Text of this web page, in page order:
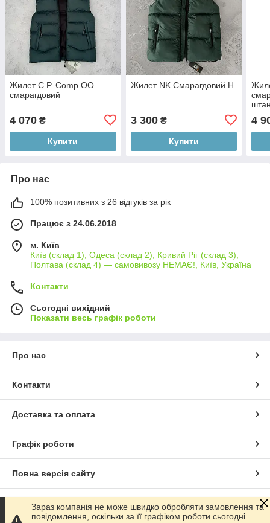
Жилет C.P. Comp ОО
смарагдовий
4 070 ₴
Купити
Жилет NK Смарагдовий Н
3 300₴
Купити
4
Про нас
100% позитивних з 26 відгуків за рік
Працює з 24.06.2018
м. Київ
Київ (склад 1), Одеса (склад 2), Кривий Ріг (склад 3),
Полтава (склад 4) — самовивозу НЕМАЄ!, Київ, Україна
Контакти
Сьогодні вихідний
Показати весь графік роботи
Про нас
Контакти
Доставка та оплата
Графік роботи
Повна версія сайту
Сайт створено на маркетплейсі Prom.ua
Зараз компанія не може швидко обробляти замовлення та
повідомлення, оскільки за її графіком роботи сьогодні